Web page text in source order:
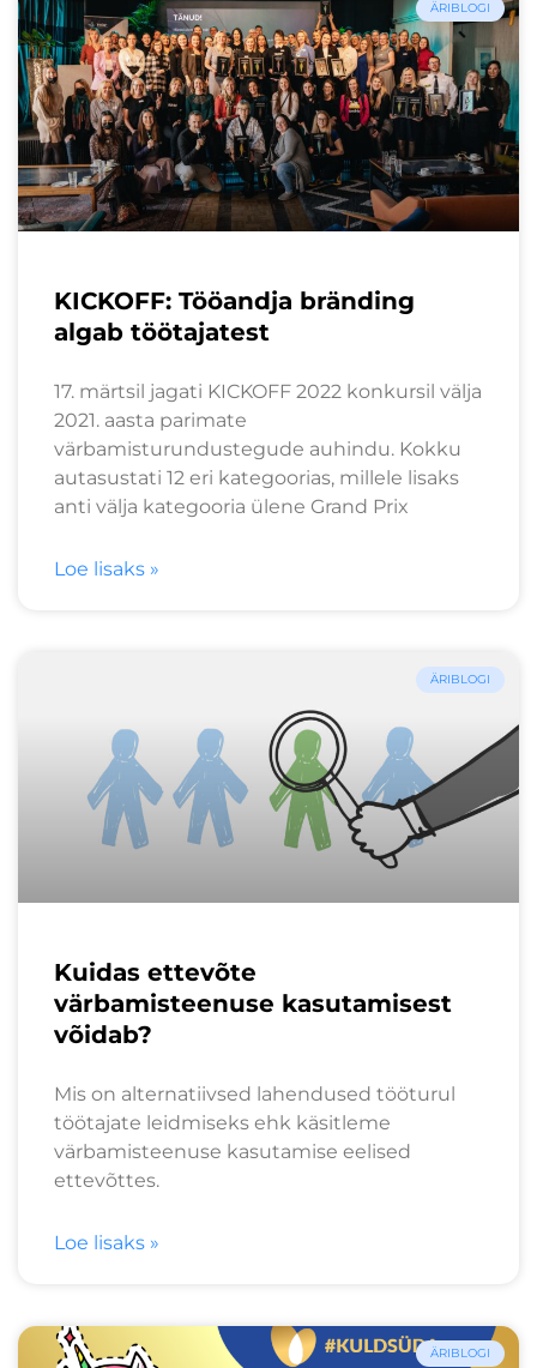
ÄRIBLOGI
KICKOFF: Tööandja bränding
algab töötajatest
17. märtsil jagati KICKOFF 2022 konkursil välja
2021. aasta parimate
värbamisturundustegude auhindu. Kokku
autasustati 12 eri kategoorias, millele lisaks
anti välja kategooria ülene Grand Prix
Loe lisaks »
ÄRIBLOGI
Kuidas ettevõte
värbamisteenuse kasutamisest
võidab?
Mis on alternatiivsed lahendused tööturul
töötajate leidmiseks ehk käsitleme
värbamisteenuse kasutamise eelised
ettevõttes.
Loe lisaks »
ÄRIBLOGI